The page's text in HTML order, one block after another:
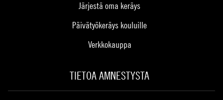
Järjestä oma keräys
Päivätyökeräys kouluille
Verkkokauppa
TIETOA AMNESTYSTA